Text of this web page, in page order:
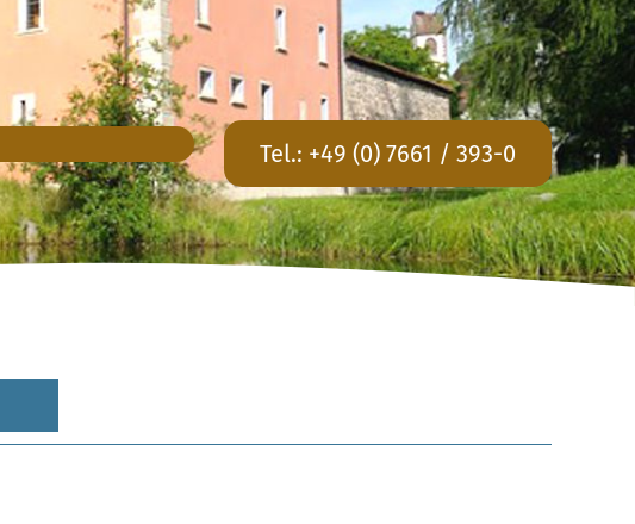
Tel.: +49 (0) 7661 / 393-0